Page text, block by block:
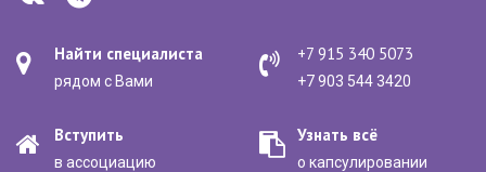
+7 915 340 5073
+7 903 544 3420
Найти специалиста
рядом с Вами
Узнать всё
о капсулировании
Вступить
в ассоциацию